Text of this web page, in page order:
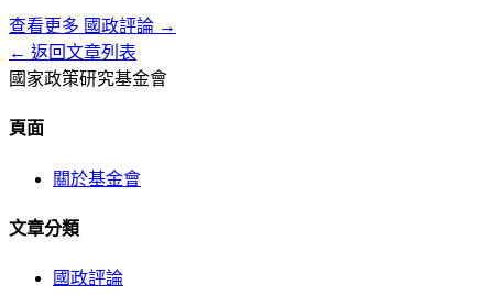
查看更多 國政評論 →
← 返回文章列表
國家政策研究基金會
頁面
關於基金會
文章分類
國政評論